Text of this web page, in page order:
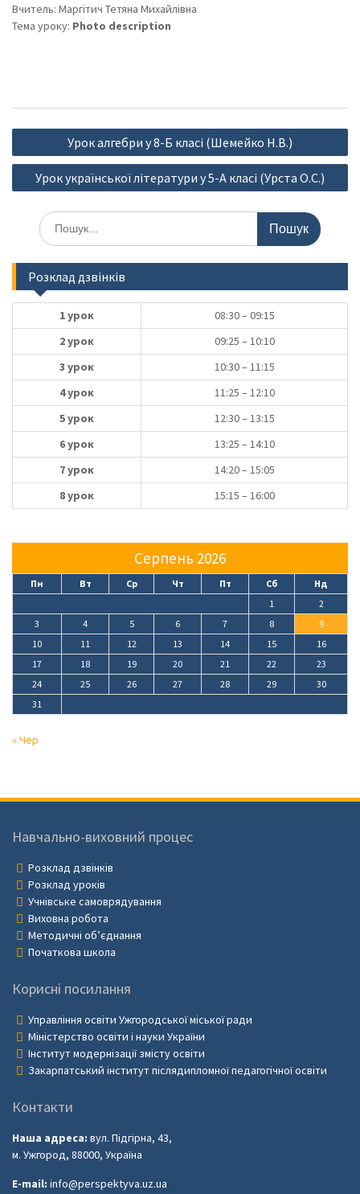
Вчитель: Маргітич Тетяна Михайлівна
Тема уроку: Photo description
Навігація
записів
Урок алгебри у 8-Б класі (Шемейко Н.В.)
Урок української літератури у 5-А класі (Урста О.С.)
Шукати:
Розклад дзвінків
1 урок
08:30 – 09:15
2 урок
09:25 – 10:10
3 урок
10:30 – 11:15
4 урок
11:25 – 12:10
5 урок
12:30 – 13:15
6 урок
13:25 – 14:10
7 урок
14:20 – 15:05
8 урок
15:15 – 16:00
Серпень 2026
Пн Вт Ср Чт Пт Сб
Нд
1
2
3
4 5 6 7 8
9
10
11 12 13 14 15
16
17
18 19 20 21 22
23
24
25 26 27 28 29
30
31
« Чер
Навчально-виховний процес
Розклад дзвінків
Розклад уроків
Учнівське самоврядування
Виховна робота
Методичні об’єднання
Початкова школа
Корисні посилання
Управління освіти Ужгородської міської ради
Міністерство освіти і науки України
Інститут модернізації змісту освіти
Закарпатський інститут післядипломної педагогічної освіти
Контакти
Наша адреса: вул. Підгірна, 43,
м. Ужгород, 88000, Україна
E-mail: info@perspektyva.uz.ua